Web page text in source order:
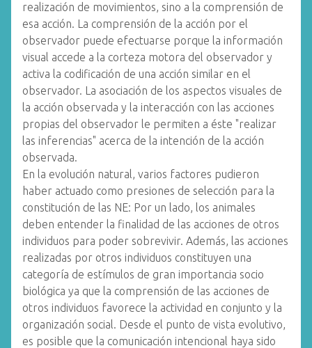
realización de movimientos, sino a la comprensión de
esa acción. La comprensión de la acción por el
observador puede efectuarse porque la información
visual accede a la corteza motora del observador y
activa la codificación de una acción similar en el
observador. La asociación de los aspectos visuales de
la acción observada y la interacción con las acciones
propias del observador le permiten a éste "realizar
las inferencias" acerca de la intención de la acción
observada.
En la evolución natural, varios factores pudieron
haber actuado como presiones de selección para la
constitución de las NE: Por un lado, los animales
deben entender la finalidad de las acciones de otros
individuos para poder sobrevivir. Además, las acciones
realizadas por otros individuos constituyen una
categoría de estímulos de gran importancia socio
biológica ya que la comprensión de las acciones de
otros individuos favorece la actividad en conjunto y la
organización social. Desde el punto de vista evolutivo,
es posible que la comunicación intencional haya sido